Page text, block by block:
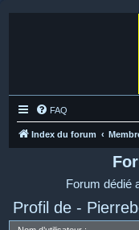
FAQ
Index du forum
Forum dédié
Profil de -